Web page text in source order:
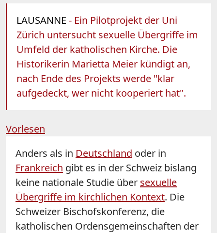
LAUSANNE - Ein Pilotprojekt der Uni
Zürich untersucht sexuelle Übergriffe im
Umfeld der katholischen Kirche. Die
Historikerin Marietta Meier kündigt an,
nach Ende des Projekts werde "klar
aufgedeckt, wer nicht kooperiert hat".
Vorlesen
Anders als in Deutschland oder in
Frankreich gibt es in der Schweiz bislang
keine nationale Studie über sexuelle
Übergriffe im kirchlichen Kontext. Die
Schweizer Bischofskonferenz, die
katholischen Ordensgemeinschaften der